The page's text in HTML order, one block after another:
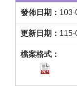
103-
115-